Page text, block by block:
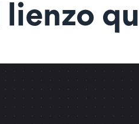
lienzo